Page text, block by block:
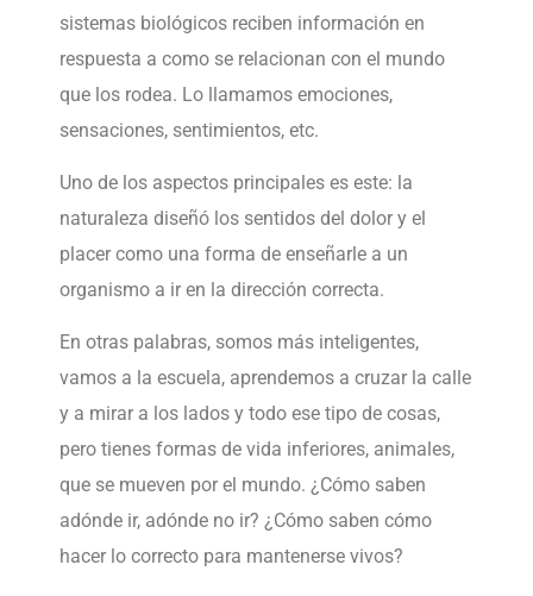
sistemas biológicos reciben información en
respuesta a como se relacionan con el mundo
que los rodea. Lo llamamos emociones,
sensaciones, sentimientos, etc.
Uno de los aspectos principales es este: la
naturaleza diseñó los sentidos del dolor y el
placer como una forma de enseñarle a un
organismo a ir en la dirección correcta.
En otras palabras, somos más inteligentes,
vamos a la escuela, aprendemos a cruzar la calle
y a mirar a los lados y todo ese tipo de cosas,
pero tienes formas de vida inferiores, animales,
que se mueven por el mundo. ¿Cómo saben
adónde ir, adónde no ir? ¿Cómo saben cómo
hacer lo correcto para mantenerse vivos?